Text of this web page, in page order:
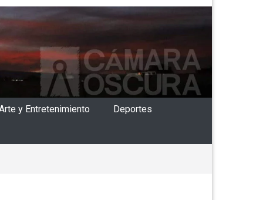
y Entretenimiento Deportes